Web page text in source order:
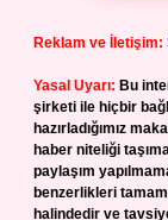
Reklam ve İletişim:
Yasal Uyarı: Bu
şirketi ile hiçbir
hazırladığımız
haber niteliği
paylaşım
benzerlikleri
halindedir ve